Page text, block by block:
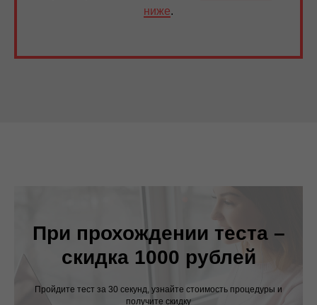
ниже.
При прохождении теста –
скидка 1000 рублей
Пройдите тест за 30 секунд, узнайте стоимость процедуры и
получите скидку